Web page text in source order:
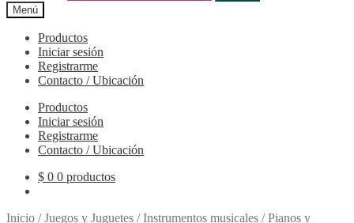
Menú
Productos
Iniciar sesión
Registrarme
Contacto / Ubicación
Productos
Iniciar sesión
Registrarme
Contacto / Ubicación
$ 0 0 productos
Inicio /Juegos y Juguetes /Instrumentos musicales /Pianos y